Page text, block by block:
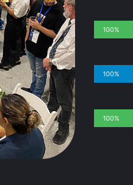
100%
100%
100%